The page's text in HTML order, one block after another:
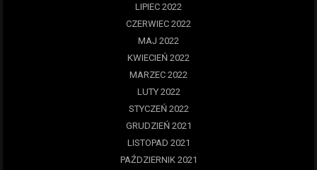
LIPIEC 2022
CZERWIEC 2022
MAJ 2022
KWIECIEŃ 2022
MARZEC 2022
LUTY 2022
STYCZEŃ 2022
GRUDZIEŃ 2021
LISTOPAD 2021
PAŹDZIERNIK 2021